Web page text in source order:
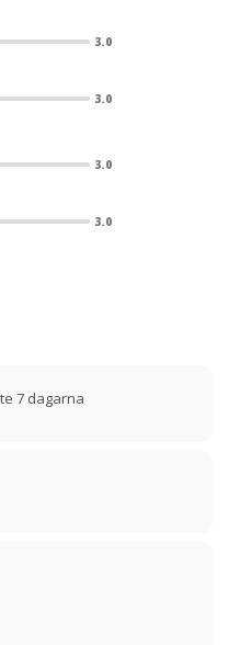
3.0
3.0
3.0
3.0
7 dagarna